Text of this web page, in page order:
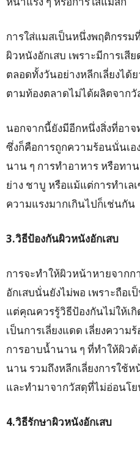
การใส่แมสเป็นหนึ่งพฤติกรรม
ผิวหนังอักเสบ เพราะมีการเ
ตลอดทั้งวันอย่างหลีกเลี่ยงได้
ตามท้องตลาดไม่ได้ผลิตจาก
นอกจากนี้ยังมีอีกหนึ่งสิ่งที่อาจ
ซึ่งก็คือการถูกความร้อนนั่นเอ
นาน ๆ การทำอาหาร หรือทา
ย่าง ชาบู หรือแม้แต่การทำเ
ความแรงมากเกินไปก็เช่นกัน
3.วิธีป้องกันผิวหนังอักเสบ
การจะทำให้ผิวหน้าหายจากก
อักเสบนั่นยังไม่พอ เพราะถือ
แต่คุณควรรู้วิธีป้องกันไม่ให้เกิ
เป็นการเลี่ยงแดด เลี่ยงความ
การอาบน้ำนาน ๆ ที่ทำให้ผิว
นาน รวมถึงหลีกเลี่ยงการใช้
และทำมาจากวัสดุที่ไม่อ่อนโ
4.วิธีรักษาผิวหนังอักเสบ